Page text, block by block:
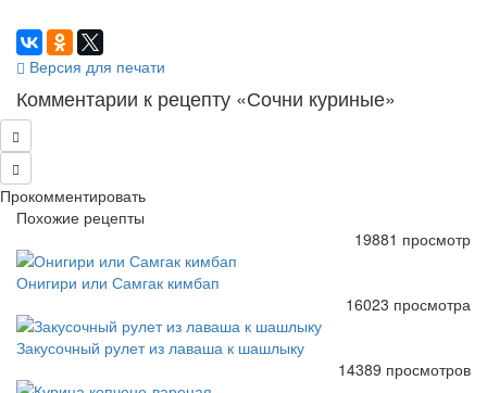
Версия для печати
Комментарии к рецепту «Сочни куриные»
Прокомментировать
Похожие рецепты
19881 просмотр
Онигири или Самгак кимбап
16023 просмотра
Закусочный рулет из лаваша к шашлыку
14389 просмотров